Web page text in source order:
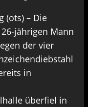
(ots) – Die
jährigen Mann
der vier
in
überfiel in